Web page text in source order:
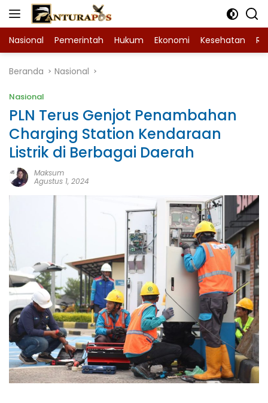
Langsung
Nasional Pemerintah Hukum Ekonomi Kesehatan
Beranda Nasional
Nasional
PLN Terus Genjot Penambahan
Charging Station Kendaraan
Listrik di Berbagai Daerah
Maksum
Agustus 1, 2024